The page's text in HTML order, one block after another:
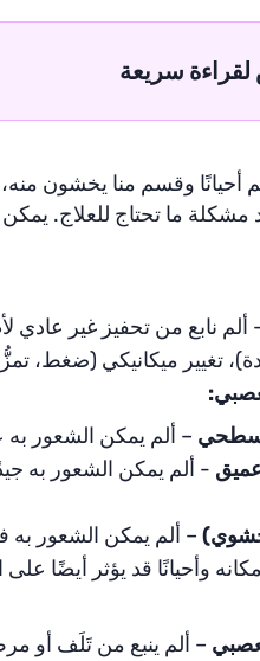
سريعة
أحيانًا وقسم منا يخشون
مشكلة ما تحتاج للعلاج.
ألم نابع من تحفيز غير
تغيير ميكانيكي (ضغط،
سطحي – ألم يمكن الشعور به
- ألم يمكن الشعور به
– ألم يمكن الشعور به
وأحيانًا قد يؤثر أيضًا
– ألم ينبع من تَلَف أو